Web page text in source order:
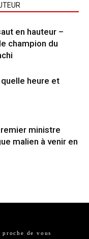
en hauteur –
champion du
heure et
ministre
malien à venir en
de vous